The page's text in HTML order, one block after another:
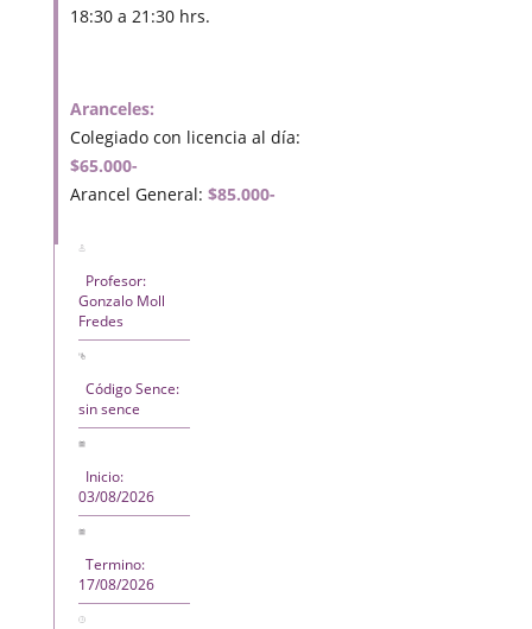
18:30 a 21:30 hrs.
Aranceles:
Colegiado con licencia al día:
$65.000-
Arancel General: $85.000-
Profesor:
Gonzalo Moll
Fredes
Código Sence:
sin sence
Inicio:
03/08/2026
Termino:
17/08/2026